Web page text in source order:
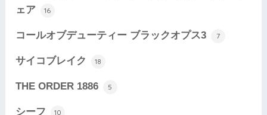
ェア
16
コールオブデューティー ブラックオプス3 7
サイコブレイク 18
THE ORDER 1886 5
シーフ 10